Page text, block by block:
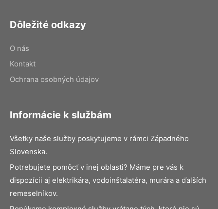
Dôležité odkazy
O nás
Kontakt
Ochrana osobných údajov
Informácie k službám
Všetky naše služby poskytujeme v rámci Západného
Slovenska.
Potrebujete pomôcť v inej oblasti? Máme pre vás k
dispozícii aj elektrikára, vodoinštalatéra, murára a ďalších
remeselníkov.